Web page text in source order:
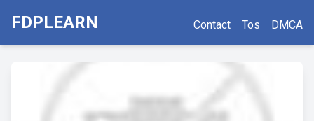
FDPLEARN Contact Tos DMCA